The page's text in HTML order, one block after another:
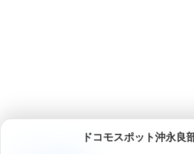
ドコモスポット沖永良